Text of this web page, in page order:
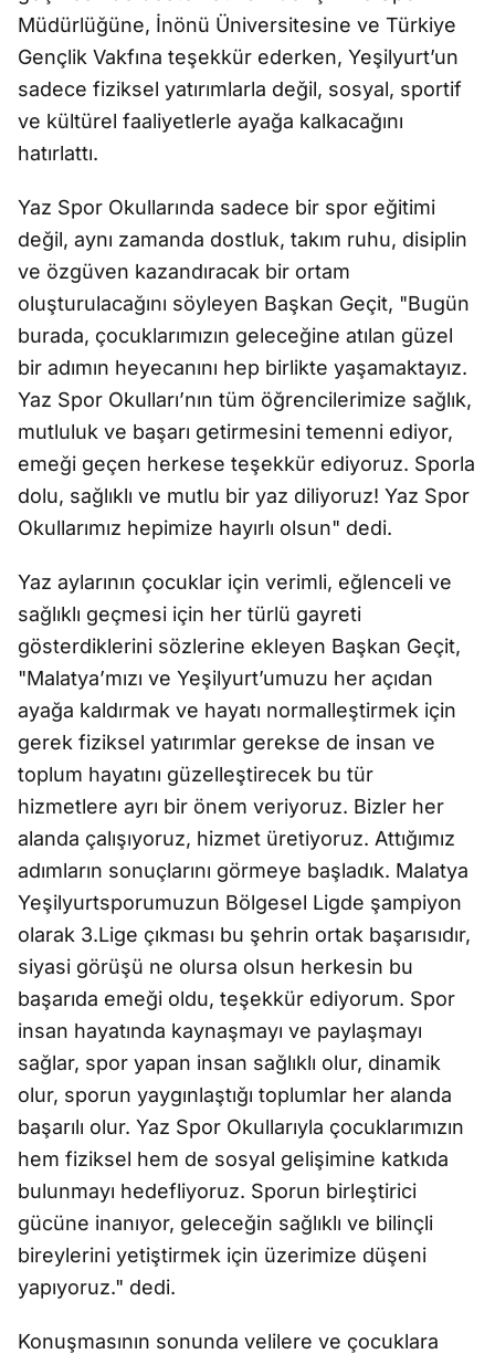
Müdürlüğüne, İnönü Üniversitesine ve Türkiye
Gençlik Vakfına teşekkür ederken, Yeşilyurt’un
sadece fiziksel yatırımlarla değil, sosyal, sportif
ve kültürel faaliyetlerle ayağa kalkacağını
hatırlattı.
Yaz Spor Okullarında sadece bir spor eğitimi
değil, aynı zamanda dostluk, takım ruhu, disiplin
ve özgüven kazandıracak bir ortam
oluşturulacağını söyleyen Başkan Geçit, "Bugün
burada, çocuklarımızın geleceğine atılan güzel
bir adımın heyecanını hep birlikte yaşamaktayız.
Yaz Spor Okulları’nın tüm öğrencilerimize sağlık,
mutluluk ve başarı getirmesini temenni ediyor,
emeği geçen herkese teşekkür ediyoruz. Sporla
dolu, sağlıklı ve mutlu bir yaz diliyoruz! Yaz Spor
Okullarımız hepimize hayırlı olsun" dedi.
Yaz aylarının çocuklar için verimli, eğlenceli ve
sağlıklı geçmesi için her türlü gayreti
gösterdiklerini sözlerine ekleyen Başkan Geçit,
"Malatya’mızı ve Yeşilyurt’umuzu her açıdan
ayağa kaldırmak ve hayatı normalleştirmek için
gerek fiziksel yatırımlar gerekse de insan ve
toplum hayatını güzelleştirecek bu tür
hizmetlere ayrı bir önem veriyoruz. Bizler her
alanda çalışıyoruz, hizmet üretiyoruz. Attığımız
adımların sonuçlarını görmeye başladık. Malatya
Yeşilyurtsporumuzun Bölgesel Ligde şampiyon
olarak 3.Lige çıkması bu şehrin ortak başarısıdır,
siyasi görüşü ne olursa olsun herkesin bu
başarıda emeği oldu, teşekkür ediyorum. Spor
insan hayatında kaynaşmayı ve paylaşmayı
sağlar, spor yapan insan sağlıklı olur, dinamik
olur, sporun yaygınlaştığı toplumlar her alanda
başarılı olur. Yaz Spor Okullarıyla çocuklarımızın
hem fiziksel hem de sosyal gelişimine katkıda
bulunmayı hedefliyoruz. Sporun birleştirici
gücüne inanıyor, geleceğin sağlıklı ve bilinçli
bireylerini yetiştirmek için üzerimize düşeni
yapıyoruz." dedi.
Konuşmasının sonunda velilere ve çocuklara